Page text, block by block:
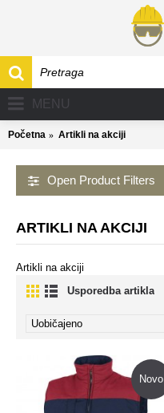
MENU
Početna Artikli na akciji
Open Product Filters
ARTIKLI NA AKCIJI
Artikli na akciji
Usporedba artikla
Novo